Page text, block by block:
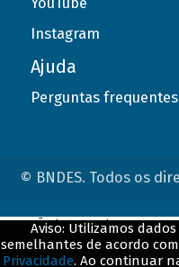
Instagram
Ajuda
Perguntas frequentes
© BNDES. Todos os
Aviso: Utilizamos
semelhantes de acordo
Privacidade. Ao continuar
ConteÃºdo complementar
${title}${badge}